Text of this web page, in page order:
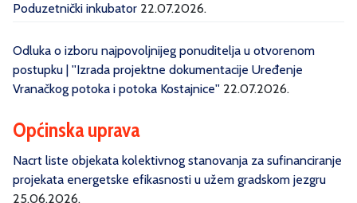
Poduzetnički inkubator 22.07.2026.
Odluka o izboru najpovoljnijeg ponuditelja u otvorenom
postupku | ''Izrada projektne dokumentacije Uređenje
Vranačkog potoka i potoka Kostajnice'' 22.07.2026.
Općinska uprava
Nacrt liste objekata kolektivnog stanovanja za sufinanciranje
projekata energetske efikasnosti u užem gradskom jezgru
25.06.2026.